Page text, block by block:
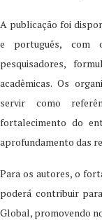
A publicação foi
e português, com
pesquisadores,
acadêmicas. Os
servir como
fortalecimento do
aprofundamento das
Para os autores, o
poderá contribuir
Global, promovendo